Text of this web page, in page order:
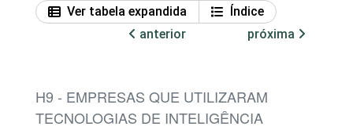
Ver tabela expandida
Índice
anterior
próxima
H9 - EMPRESAS QUE UTILIZARAM
TECNOLOGIAS DE INTELIGÊNCIA